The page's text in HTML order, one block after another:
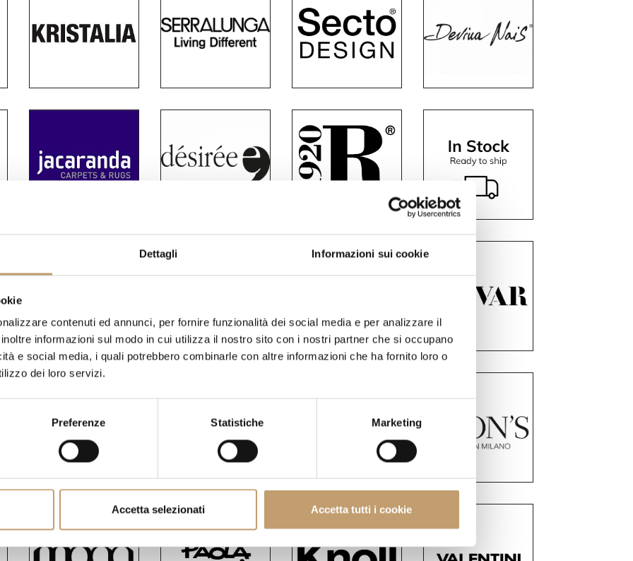
Dettagli Informazioni sui cookie
contenuti ed annunci, per fornire funzionalità dei social media e per analizzare il
informazioni sul modo in cui utilizza il nostro sito con i nostri partner che si occupano
e social media, i quali potrebbero combinarle con altre informazioni che ha fornito loro o
dei loro servizi.
Preferenze Statistiche Marketing
Accetta selezionati Accetta tutti i cookie